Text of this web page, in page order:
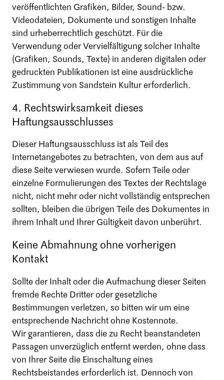
veröffentlichten Grafiken, Bilder, Sound- bzw.
Videodateien, Dokumente und sonstigen Inhalte
sind urheberrechtlich geschützt. Für die
Verwendung oder Vervielfältigung solcher Inhalte
(Grafiken, Sounds, Texte) in anderen digitalen oder
gedruckten Publikationen ist eine ausdrückliche
Zustimmung von Sandstein Kultur erforderlich.
4. Rechtswirksamkeit dieses
Haftungsausschlusses
Dieser Haftungsausschluss ist als Teil des
Internetangebotes zu betrachten, von dem aus auf
diese Seite verwiesen wurde. Sofern Teile oder
einzelne Formulierungen des Textes der Rechtslage
nicht, nicht mehr oder nicht vollständig entsprechen
sollten, bleiben die übrigen Teile des Dokumentes in
ihrem Inhalt und Ihrer Gültigkeit davon unberührt.
Keine Abmahnung ohne vorherigen
Kontakt
Sollte der Inhalt oder die Aufmachung dieser Seiten
fremde Rechte Dritter oder gesetzliche
Bestimmungen verletzen, so bitten wir um eine
entsprechende Nachricht ohne Kostennote.
Wir garantieren, dass die zu Recht beanstandeten
Passagen unverzüglich entfernt werden, ohne dass
von Ihrer Seite die Einschaltung eines
Rechtsbeistandes erforderlich ist. Dennoch von